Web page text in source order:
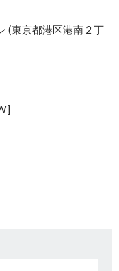
(東京都港区港南 2 丁